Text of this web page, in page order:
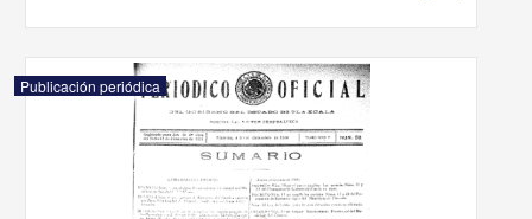
Publicación periódica